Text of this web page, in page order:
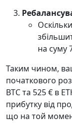
на суму
Таким чином,
початкового
BTC та 525 € в
прибутку від
що на той